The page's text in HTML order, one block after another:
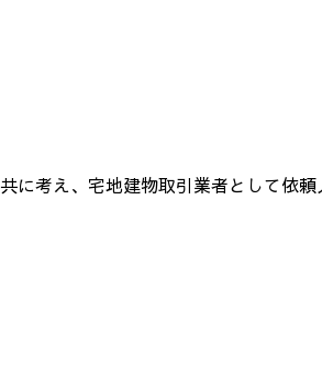
に考え、宅地建物取引業者として依頼